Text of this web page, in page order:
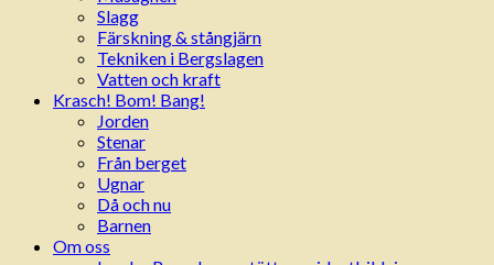
Slagg
Färskning & stångjärn
Tekniken i Bergslagen
Vatten och kraft
Krasch! Bom! Bang!
Jorden
Stenar
Från berget
Ugnar
Då och nu
Barnen
Om oss